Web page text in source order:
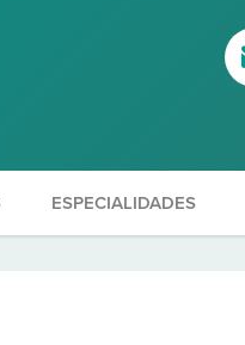
ESPECIALIDADES